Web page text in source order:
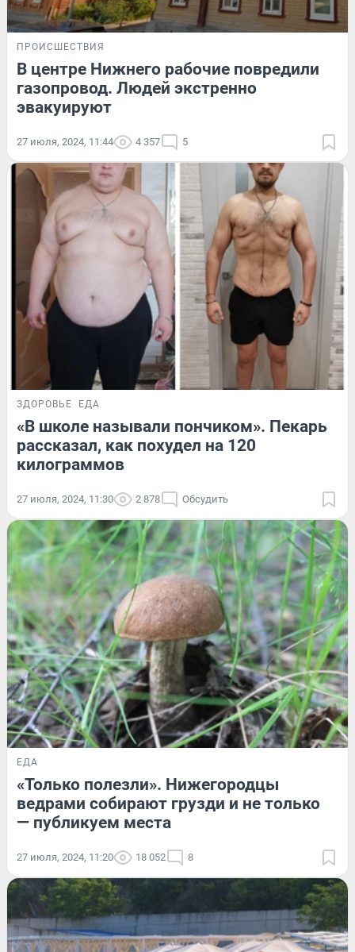
ПРОИСШЕСТВИЯ
В центре Нижнего рабочие повредили
газопровод. Людей экстренно
эвакуируют
27 июля, 2024, 11:44 4 357 5
ЗДОРОВЬЕ ЕДА
«В школе называли пончиком». Пекарь
рассказал, как похудел на 120
килограммов
27 июля, 2024, 11:30 2 878 Обсудить
ЕДА
«Только полезли». Нижегородцы
ведрами собирают грузди и не только
— публикуем места
27 июля, 2024, 11:20 18 052 8